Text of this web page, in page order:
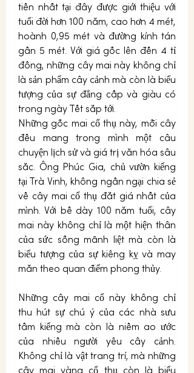
tiền nhất tại đây được giới thiệu với
tuổi đời hơn 100 năm, cao hơn 4 mét,
hoành 0,95 mét và đường kính tán
gần 5 mét. Với giá gốc lên đến 4 tỉ
đồng, những cây mai này không chỉ
là sản phẩm cây cảnh mà còn là biểu
tượng của sự đẳng cấp và giàu có
trong ngày Tết sắp tới.
Những gốc mai cổ thụ này, mỗi cây
đều mang trong mình một câu
chuyện lịch sử và giá trị văn hóa sâu
sắc. Ông Phúc Gia, chủ vườn kiểng
tại Trà Vinh, không ngần ngại chia sẻ
về cây mai cổ thụ đắt giá nhất của
mình. Với bề dày 100 năm tuổi, cây
mai này không chỉ là một hiện thân
của sức sống mãnh liệt mà còn là
biểu tượng của sự kiêng kỵ và may
mắn theo quan điểm phong thủy.
Những cây mai cổ này không chỉ
thu hút sự chú ý của các nhà sưu
tầm kiểng mà còn là niềm ao ước
của nhiều người yêu cây cảnh.
Không chỉ là vật trang trí, mà những